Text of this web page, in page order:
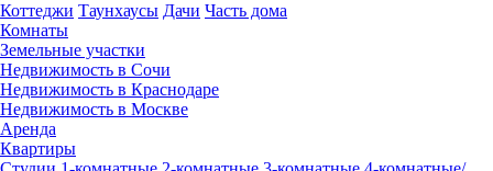
Коттеджи Таунхаусы Дачи Часть дома
Комнаты
Земельные участки
Недвижимость в Сочи
Недвижимость в Краснодаре
Недвижимость в Москве
Аренда
Квартиры